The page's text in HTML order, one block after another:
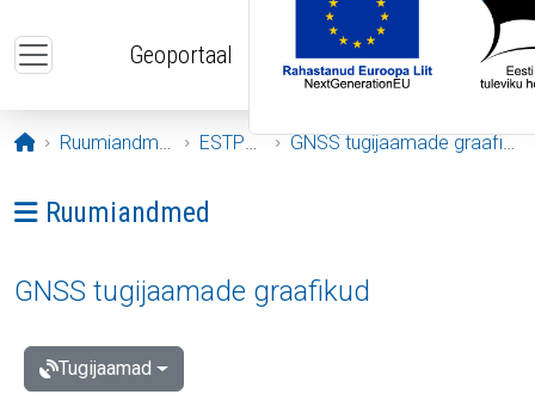
Geoportaal
Avaleht
Ruumiandmed ESTPOS GNSS tugijaamade graafikud
Ava menüü: Ruumiandmed
Ruumiandmed
GNSS tugijaamade graafikud
Tugijaamad